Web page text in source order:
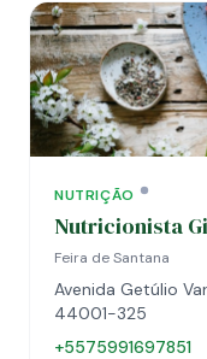
NUTRIÇÃO
Nutricionista
Feira de Santana
Avenida Getúlio
44001-325
+5575991697851